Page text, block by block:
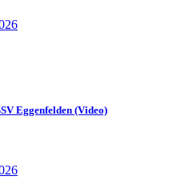
Eggenfelden (Video)